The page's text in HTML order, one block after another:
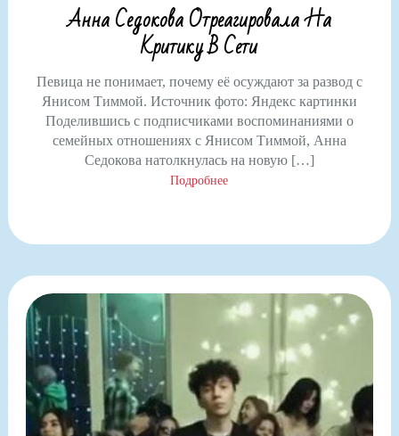
Анна Седокова Отреагировала На
Критику В Сети
Певица не понимает, почему её осуждают за развод с
Янисом Тиммой. Источник фото: Яндекс картинки
Поделившись с подписчиками воспоминаниями о
семейных отношениях с Янисом Тиммой, Анна
Седокова натолкнулась на новую […]
Подробнее